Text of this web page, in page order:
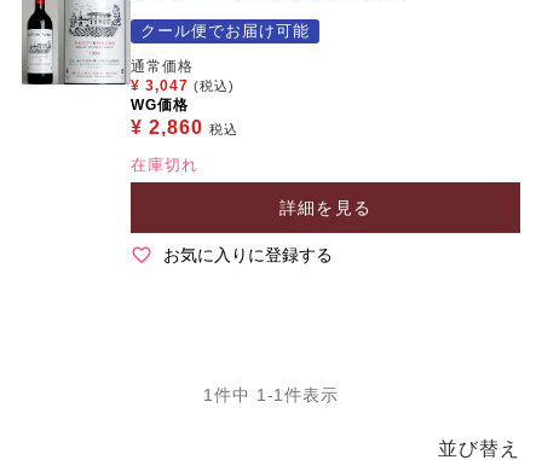
クール便でお届け可能
通常価格
¥ 3,047 (税込)
WG価格
¥ 2,860 税込
在庫切れ
詳細を見る
お気に入りに登録する
並び替え
1 件中 1 -1件表示